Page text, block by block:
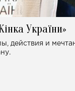
України»
действия и